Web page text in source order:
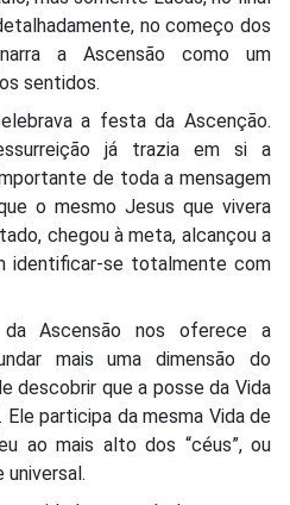
no começo dos
a Ascensão como um
sentidos.
a festa da Ascenção.
já trazia em si a
de toda a mensagem
o mesmo Jesus que vivera
chegou à meta, alcançou a
identificar-se totalmente com
Ascensão nos oferece a
mais uma dimensão do
descobrir que a posse da Vida
participa da mesma Vida de
ao mais alto dos “céus”, ou
universal.